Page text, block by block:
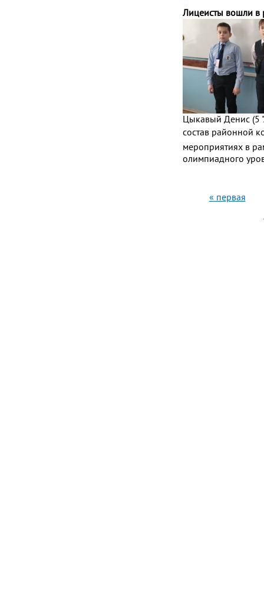
Лицеисты вошли в
Цыкавый Денис (5
состав районной
мероприятиях в
олимпиадного
« первая